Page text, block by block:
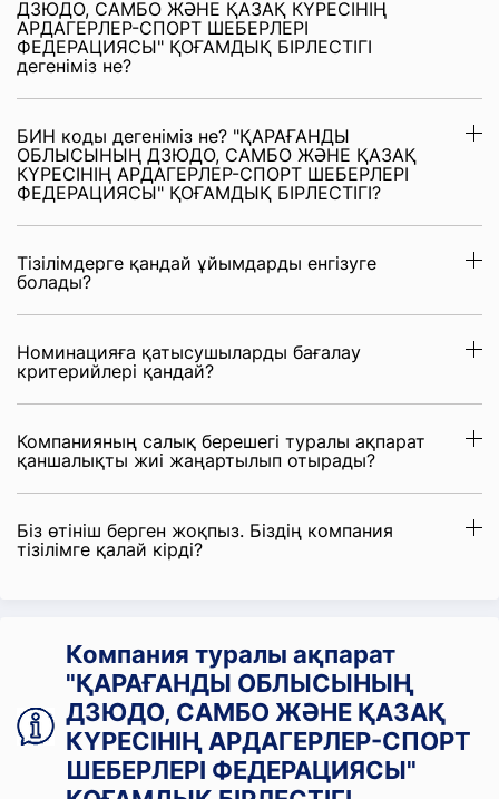
ДЗЮДО, САМБО ЖӘНЕ ҚАЗАҚ КҮРЕСІНІҢ
АРДАГЕРЛЕР-СПОРТ ШЕБЕРЛЕРІ
ФЕДЕРАЦИЯСЫ" ҚОҒАМДЫҚ БІРЛЕСТІГІ
дегеніміз не?
БИН коды дегеніміз не? "ҚАРАҒАНДЫ
ОБЛЫСЫНЫҢ ДЗЮДО, САМБО ЖӘНЕ ҚАЗАҚ
КҮРЕСІНІҢ АРДАГЕРЛЕР-СПОРТ ШЕБЕРЛЕРІ
ФЕДЕРАЦИЯСЫ" ҚОҒАМДЫҚ БІРЛЕСТІГІ?
Тізілімдерге қандай ұйымдарды енгізуге
болады?
Номинацияға қатысушыларды бағалау
критерийлері қандай?
Компанияның салық берешегі туралы ақпарат
қаншалықты жиі жаңартылып отырады?
Біз өтініш берген жоқпыз. Біздің компания
тізілімге қалай кірді?
Компания туралы ақпарат
"ҚАРАҒАНДЫ ОБЛЫСЫНЫҢ
ДЗЮДО, САМБО ЖӘНЕ ҚАЗАҚ
КҮРЕСІНІҢ АРДАГЕРЛЕР-СПОРТ
ШЕБЕРЛЕРІ ФЕДЕРАЦИЯСЫ"